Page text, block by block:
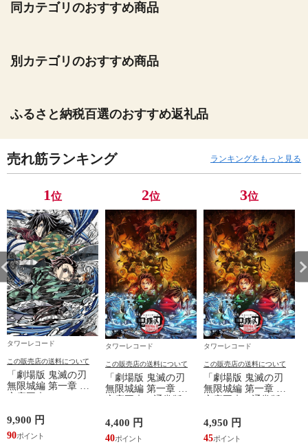
同カテゴリのおすすめ商品
別カテゴリのおすすめ商品
ふるさと納税百選のおすすめ返礼品
売れ筋ランキング ランキングをもっと見る
1位
タワーレコード
この販売店の送料について
「劇場版 鬼滅の刃
無限城編 第一章 猗
窩座再来
全生産限定版＞」
DVD
9,900 円
90
2位
タワーレコード
この販売店の送料について
「劇場版 鬼滅の刃
無限城編 第一章 猗
窩座再来＜通常版
4,400 円
40
3位
タワーレコード
この販売店の送料について
「劇場版 鬼滅の刃
無限城編 第一章 猗
窩座再来＜通常版
4,950 円
45